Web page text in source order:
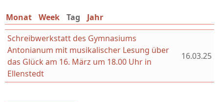
Monat Week Tag (aktiver Reiter)
Jahr
Schreibwerkstatt des Gymnasiums
Antonianum mit musikalischer Lesung über
das Glück am 16. März um 18.00 Uhr in
Ellenstedt
16.03.25